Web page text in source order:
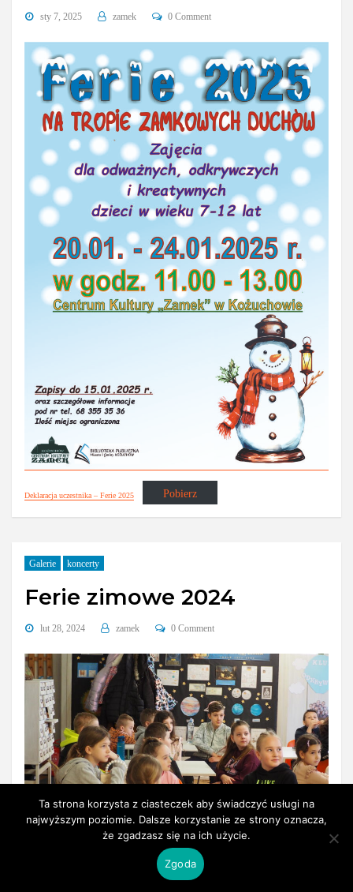
sty 7, 2025 zamek 0 Comment
Deklaracja uczestnika – Ferie 2025 Pobierz
Galerie koncerty
Ferie zimowe 2024
lut 28, 2024 zamek 0 Comment
Ta strona korzysta z ciasteczek aby świadczyć usługi na
najwyższym poziomie. Dalsze korzystanie ze strony oznacza,
że zgadzasz się na ich użycie.
Zgoda